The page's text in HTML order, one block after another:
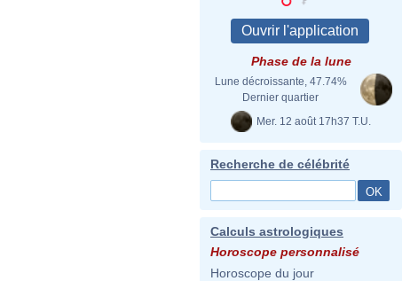
Phase de la lune
Lune décroissante, 47.74%
Dernier quartier
Mer. 12 août 17h37 T.U.
Recherche de célébrité
Calculs astrologiques
Horoscope personnalisé
Horoscope du jour